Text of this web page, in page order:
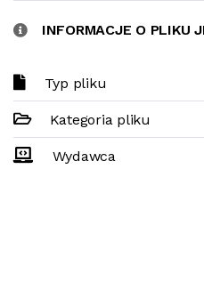
INFORMACJE O PLIKU
Typ pliku
Kategoria pliku
Wydawca